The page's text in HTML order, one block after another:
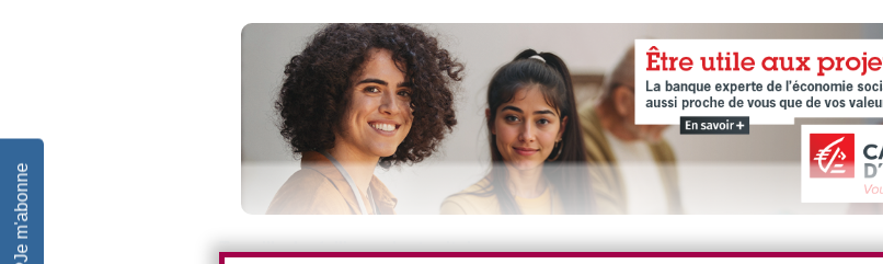
Travailler la résilience des territoires
Je m'abonne